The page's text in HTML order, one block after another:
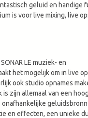
geluid en handige
is voor live mixing, live
LE muziek- en
het mogelijk om in live
ook studio opnames
zijn allemaal van een
en effecten, een unieke